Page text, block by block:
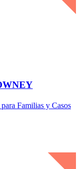
Familias y Casos